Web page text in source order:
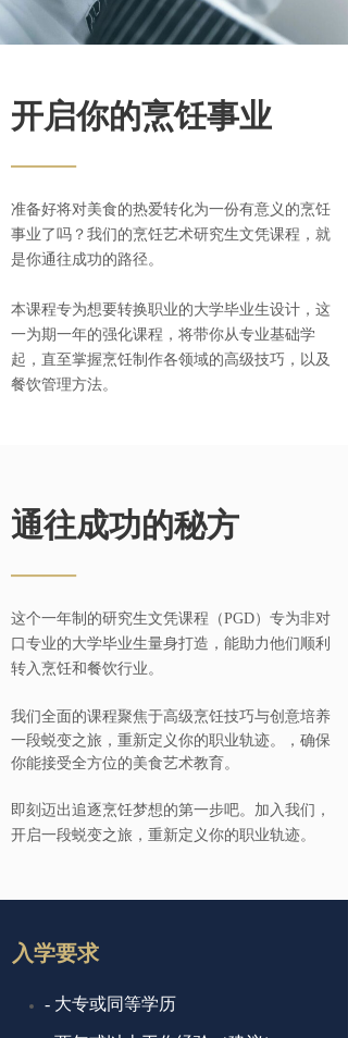
开启你的烹饪事业
——
准备好将对美食的热爱转化为一份有意义的烹饪
事业了吗？我们的烹饪艺术研究生文凭课程，就
是你通往成功的路径。
本课程专为想要转换职业的大学毕业生设计，这
一为期一年的强化课程，将带你从专业基础学
起，直至掌握烹饪制作各领域的高级技巧，以及
餐饮管理方法。
通往成功的秘方
——
这个一年制的研究生文凭课程（PGD）专为非对
口专业的大学毕业生量身打造，能助力他们顺利
转入烹饪和餐饮行业。
我们全面的课程聚焦于高级烹饪技巧与创意培养
一段蜕变之旅，重新定义你的职业轨迹。，确保
你能接受全方位的美食艺术教育。
即刻迈出追逐烹饪梦想的第一步吧。加入我们，
开启一段蜕变之旅，重新定义你的职业轨迹。
入学要求
- 大专或同等学历